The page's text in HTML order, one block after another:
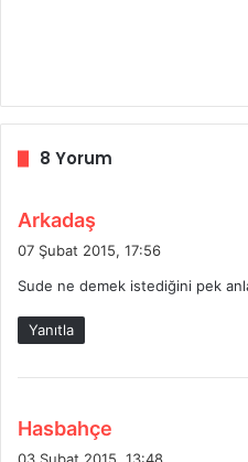
8 Yorum
Arkadaş
e
i
07 Şubat 2015, 17:56
Sude ne demek istediğini pek
Yanıtla
Hasbahçe
e